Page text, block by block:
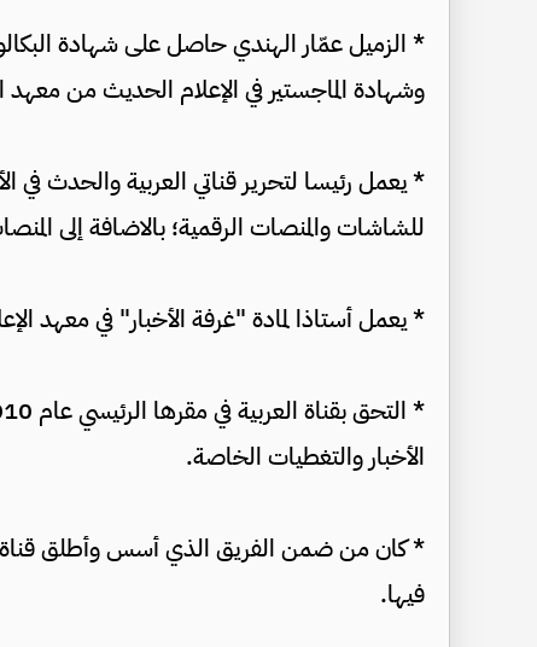
* الزميل عمّار الهندي حاصل على شهادة
وشهادة الماجستير في الإعلام الحديث من معهد
* يعمل رئيسا لتحرير قناتي العربية والحدث في
للشاشات والمنصات الرقمية؛ بالاضافة إلى
* يعمل أستاذا لمادة "غرفة الأخبار" في معهد الإعلام
الأخبار والتغطيات الخاصة.
* كان من ضمن الفريق الذي أسس وأطلق قناة
فيها.